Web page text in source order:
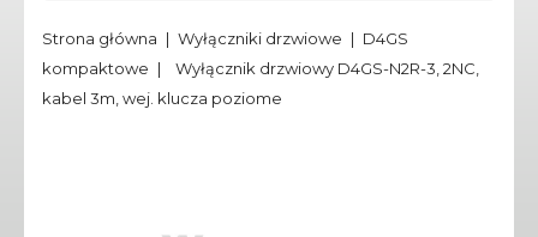
Strona główna Wyłączniki drzwiowe
D4GS
kompaktowe
Wyłącznik drzwiowy D4GS-N2R-3, 2NC,
kabel 3m, wej. klucza poziome